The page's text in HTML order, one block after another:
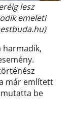
lesz
emeleti
harmadik,
már említett
be